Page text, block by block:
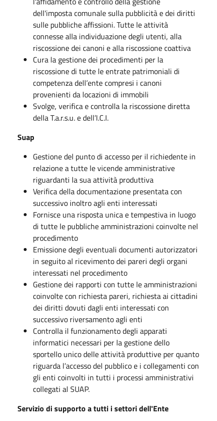
dell'imposta comunale sulla pubblicità e dei diritti
sulle pubbliche affissioni. Tutte le attività
connesse alla individuazione degli utenti, alla
riscossione dei canoni e alla riscossione coattiva
Cura la gestione dei procedimenti per la
riscossione di tutte le entrate patrimoniali di
competenza dell’ente compresi i canoni
provenienti da locazioni di immobili
Svolge, verifica e controlla la riscossione diretta
della T.a.r.s.u. e dell’I.C.I.
Suap
Gestione del punto di accesso per il richiedente in
relazione a tutte le vicende amministrative
riguardanti la sua attività produttiva
Verifica della documentazione presentata con
successivo inoltro agli enti interessati
Fornisce una risposta unica e tempestiva in luogo
di tutte le pubbliche amministrazioni coinvolte nel
procedimento
Emissione degli eventuali documenti autorizzatori
in seguito al ricevimento dei pareri degli organi
interessati nel procedimento
Gestione dei rapporti con tutte le amministrazioni
coinvolte con richiesta pareri, richiesta ai cittadini
dei diritti dovuti dagli enti interessati con
successivo riversamento agli enti
Controlla il funzionamento degli apparati
informatici necessari per la gestione dello
sportello unico delle attività produttive per quanto
riguarda l’accesso del pubblico e i collegamenti con
gli enti coinvolti in tutti i processi amministrativi
collegati al SUAP.
Servizio di supporto a tutti i settori dell'Ente